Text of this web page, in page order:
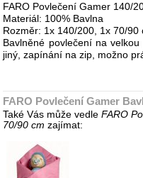
FARO Povlečení Gamer 140/
Materiál: 100% Bavlna
Rozměr: 1x 140/200, 1x 70/90
Bavlněné povlečení na
jiný, zapínání na zip, možno
FARO Povlečení Gamer
Také Vás může vedleFARO
70/90 cm zajímat: